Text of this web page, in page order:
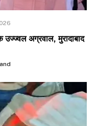
उज्ज्वल अग्रवाल, मुरादाबाद